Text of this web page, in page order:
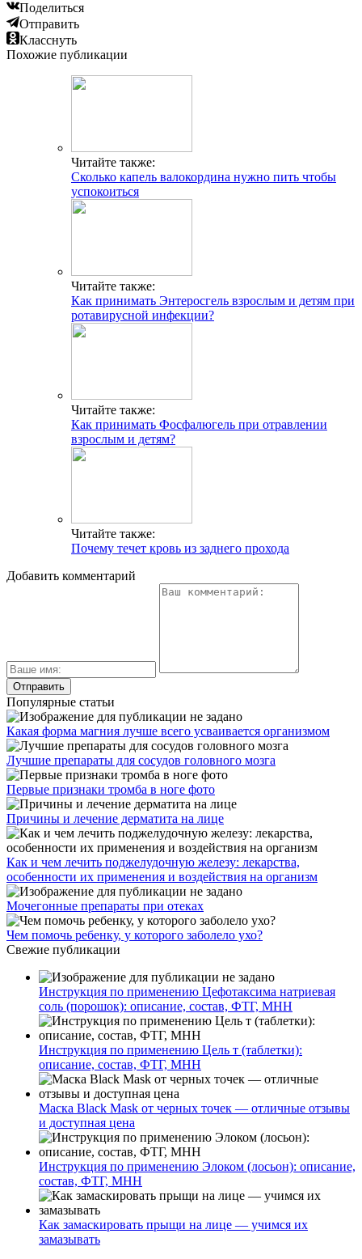
Поделиться
Отправить
Класснуть
Похожие публикации
Читайте также:
Сколько капель валокордина нужно пить чтобы
успокоиться
Читайте также:
Как принимать Энтеросгель взрослым и детям при
ротавирусной инфекции?
Читайте также:
Как принимать Фосфалюгель при отравлении
взрослым и детям?
Читайте также:
Почему течет кровь из заднего прохода
Добавить комментарий
Популярные статьи
Какая форма магния лучше всего усваивается организмом
Лучшие препараты для сосудов головного мозга
Первые признаки тромба в ноге фото
Причины и лечение дерматита на лице
Как и чем лечить поджелудочную железу: лекарства,
особенности их применения и воздействия на организм
Мочегонные препараты при отеках
Чем помочь ребенку, у которого заболело ухо?
Свежие публикации
Инструкция по применению Цефотаксима натриевая
соль (порошок): описание, состав, ФТГ, МНН
Инструкция по применению Цель т (таблетки):
описание, состав, ФТГ, МНН
Маска Black Mask от черных точек — отличные отзывы
и доступная цена
Инструкция по применению Элоком (лосьон): описание,
состав, ФТГ, МНН
Как замаскировать прыщи на лице — учимся их
замазывать